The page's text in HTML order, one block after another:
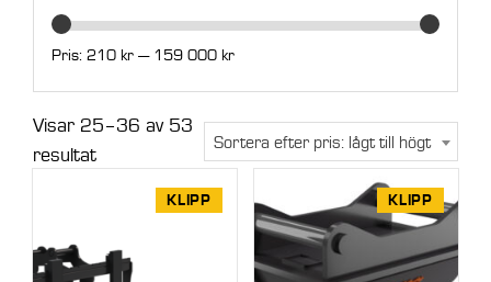
Min
pris
Max
pris
Pris: 210 kr— 159 000 kr
Visar 25–36 av 53
resultatSorted
to
Sortera efter pris: lågt till högt
KLIPP KLIPP